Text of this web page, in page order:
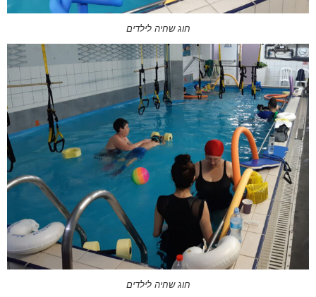
חוג שחיה לילדים
חוג שחיה לילדים